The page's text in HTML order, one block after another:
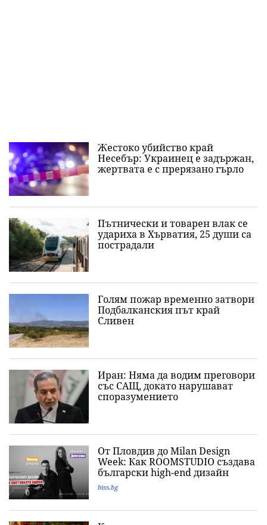
Жестоко убийство край
Несебър: Украинец е задържан,
жертвата е с прерязано гърло
Пътнически и товарен влак се
удариха в Хърватия, 25 души са
пострадали
Голям пожар временно затвори
Подбалканския път край
Сливен
Иран: Няма да водим преговори
със САЩ, докато нарушават
споразумението
От Пловдив до Milan Design
Week: Как ROOMSTUDIO създава
български high-end дизайн
biss.bg